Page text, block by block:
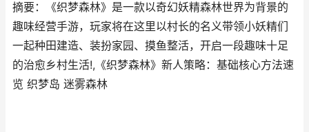
摘要：《织梦森林》是一款以奇幻妖精森林世界为背景的
趣味经营手游，玩家将在这里以村长的名义带领小妖精们
一起种田建造、装扮家园、摸鱼整活，开启一段趣味十足
的治愈乡村生活!,《织梦森林》新人策略：基础核心方法速
览 织梦岛 迷雾森林